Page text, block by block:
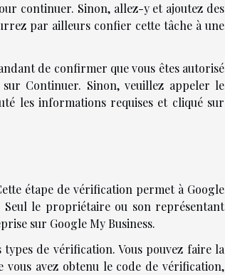
continuer. Sinon, allez-y et ajoutez des
par ailleurs confier cette tâche à une
de confirmer que vous êtes autorisé
Continuer. Sinon, veuillez appeler le
les informations requises et cliqué sur
étape de vérification permet à Google
le propriétaire ou son représentant
sur Google My Business.
de vérification. Vous pouvez faire la
avez obtenu le code de vérification,